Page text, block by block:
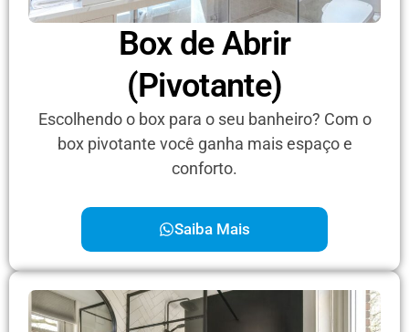
Box de Abrir
(Pivotante)
Escolhendo o box para o seu banheiro? Com o
box pivotante você ganha mais espaço e
conforto.
Saiba Mais